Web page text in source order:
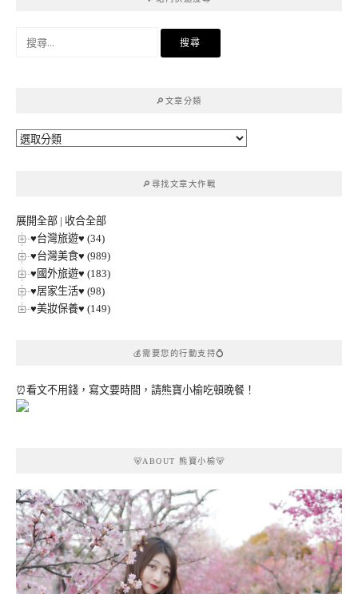
🔎文章分類
🔎
🔎尋找文章大作戰
展開全部 | 收合全部
♥台灣旅遊♥ (34)
♥台灣美食♥ (989)
♥國外旅遊♥ (183)
♥居家生活♥ (98)
♥美妝保養♥ (149)
💰需要您的行動支持💍
⏰看文不用錢，寫文要時間，請熊寶小榆吃頓晚餐！
🐻ABOUT 熊寶小榆🐻